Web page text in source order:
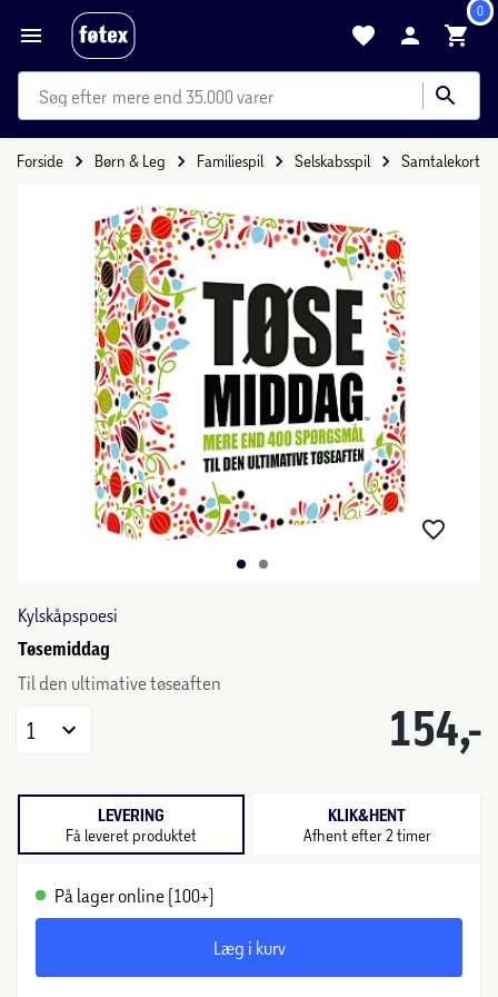
0
mere end 35.000 varer
Forside Børn & Leg Familiespil Selskabsspil Samtalekort
Kylskåpspoesi
Tøsemiddag
Til den ultimative tøseaften
154,-
1
LEVERING
Få leveret produktet
KLIK&HENT
Afhent efter 2 timer
På lager online (100+)
Læg i kurv